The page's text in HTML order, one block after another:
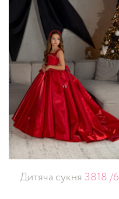
Дитяча сукня 3818 /6